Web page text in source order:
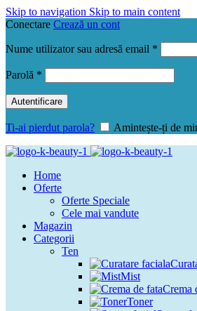
Skip to navigation Skip to main content
Conectare Crează un cont
Nume utilizator sau adresă email *
Parolă *
Autentificare
Ti-ai pierdut parola? Amintește-ți de
Home
Oferte
Oferte Speciale
Cele mai vandute
Magazin
Categorii
Ten
Mist
Crema
Toner